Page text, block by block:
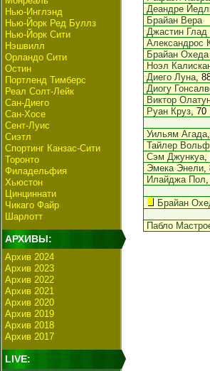
Нью-Инглэнд
Нью-Йорк Ред Буллз
Нью-Йорк Сити
Нэшвилл
Орландо Сити
Остин
Портленд Тимберс
Реал Солт-Лейк
Сан-Диего
Сан-Хосе
Сент-Луис
Сиэтл
Спортинг Канзас-Сити
Торонто
Филадельфия
Хьюстон
Цинциннати
Чикаго Файр
Шарлотт
АРХИВЫ:
Архив 2024
Архив 2023
Архив 2022
Архив 2021
Архив 2020
Архив 2019
Архив 2018
Архив 2017
LIVE:
Деандре
Брайан Вера
Джастин Глад
Александрос
Брайан Охеда
Ноэл
Диего Луна,
Диогу
Виктор
Руан Круз, 70
Уильям Агада
Тайлер Вольф
Сэм Джункуа,
Эмека Энели,
Илайджа Пол
Брайан
Пабло